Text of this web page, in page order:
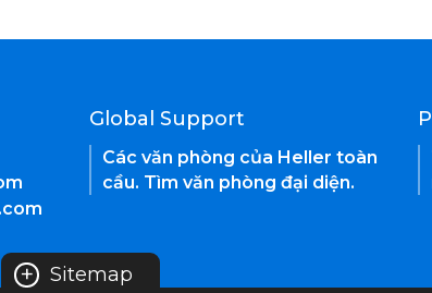
Global Support
Các văn phòng của Heller toàn
cầu. Tìm văn phòng đại diện.
+ Sitemap